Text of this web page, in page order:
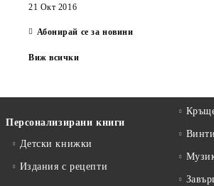
21 Окт 2016
Абонирай се за новини
Виж всички
Персонализирани книги
Детски книжки
Издания с рецепти